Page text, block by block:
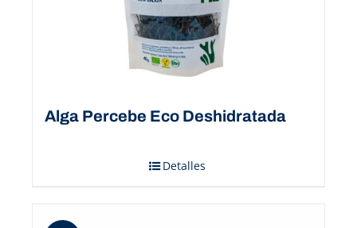
Alga Percebe Eco Deshidratada
Detalles